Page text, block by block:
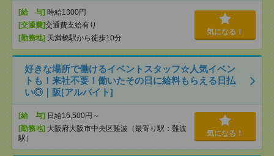
[給 与] 時給1300円
[交通費]交通費支給有り
[勤務地] 天満橋駅から徒歩10分
気になる！
好きな場所で働けるイベントスタッフ☆人気イベン
トも！来社不要！働いたその日に給料もらえる日払
い◎｜阪[アルバイト]
[給 与] 日給16,500円～
[勤務地] 大阪府大阪市中央区難波（最寄り駅：難波
駅）
気になる！